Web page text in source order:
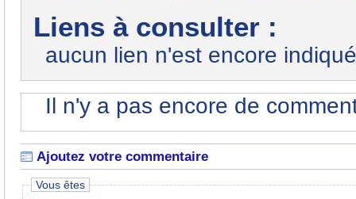
Liens à consulter :
aucun lien n'est encore
Il n'y a pas encore de
Ajoutez votre commentaire
Vous êtes